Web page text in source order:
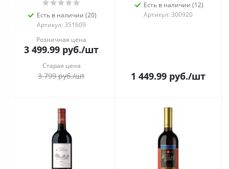
Есть в наличии (20)
Артикул: 351609
Розничная цена
3 499.99 руб./шт
Старая цена
3 799руб./шт
Есть в наличии (12)
Артикул: 300920
1 449.99 руб./шт